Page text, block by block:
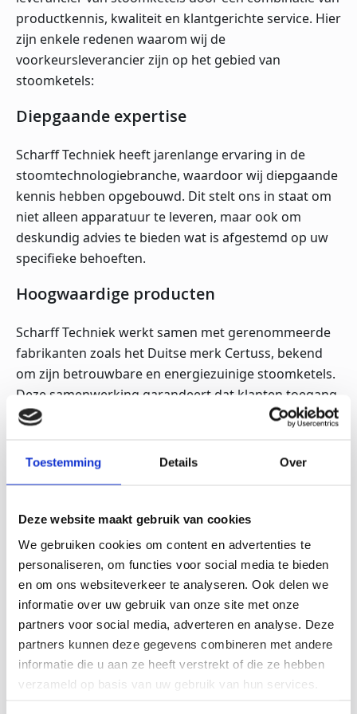
Toestemming Details Over
Deze website maakt gebruik van cookies
We gebruiken cookies om content en advertenties te
personaliseren, om functies voor social media te bieden
en om ons websiteverkeer te analyseren. Ook delen we
informatie over uw gebruik van onze site met onze
partners voor social media, adverteren en analyse. Deze
partners kunnen deze gegevens combineren met andere
informatie die u aan ze heeft verstrekt of die ze hebben
verzameld op basis van uw gebruik van hun services.
productkennis, kwaliteit en klantgerichte service. Hier
zijn enkele redenen waarom wij de
voorkeursleverancier zijn op het gebied van
stoomketels:
Diepgaande expertise
Scharff Techniek heeft jarenlange ervaring in de
stoomtechnologiebranche, waardoor wij diepgaande
kennis hebben opgebouwd. Dit stelt ons in staat om
niet alleen apparatuur te leveren, maar ook om
deskundig advies te bieden wat is afgestemd op uw
specifieke behoeften.
Hoogwaardige producten
Scharff Techniek werkt samen met gerenommeerde
fabrikanten zoals het Duitse merk Certuss, bekend
om zijn betrouwbare en energiezuinige stoomketels.
Deze samenwerking garandeert dat klanten toegang
hebben tot stoomketels van de hoogste kwaliteit die
Klantgerichte Service
proces, van de selectie en levering tot de installatie
van de stoomketel. Ze bieden persoonlijke
ondersteuning en zorgen ervoor dat elke installatie
soepel verloopt en aan de verwachtingen van de
klant voldoet.
Duurzame en Efficiënte Oplossingen
Met de focus op duurzaamheid en efficiëntie, helpt